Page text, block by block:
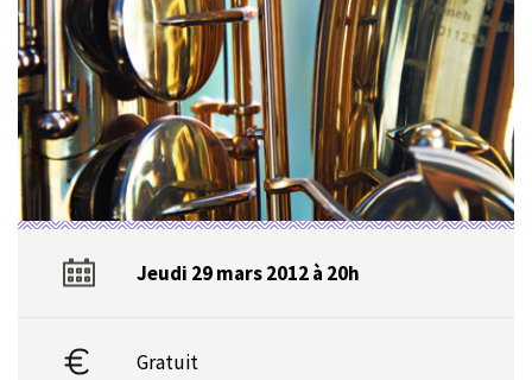
Jeudi 29 mars 2012 à 20h
Gratuit